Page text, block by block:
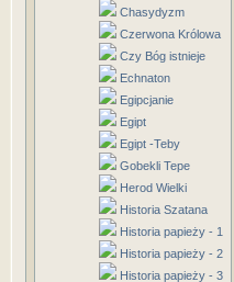
Chasydyzm
Czerwona Królowa
Czy Bóg istnieje
Echnaton
Egipcjanie
Egipt
Egipt -Teby
Gobekli Tepe
Herod Wielki
Historia Szatana
Historia papieży - 1
Historia papieży - 2
Historia papieży - 3